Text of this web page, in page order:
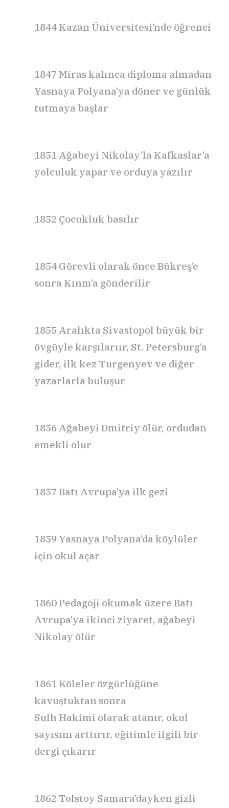
1844 Kazan Üniversitesi’nde öğrenci
1847 Miras kalınca diploma almadan
Yasnaya Polyana’ya döner ve günlük
tutmaya başlar
1851 Ağabeyi Nikolay’la Kafkaslar’a
yolculuk yapar ve orduya yazılır
1852 Çocukluk basılır
1854 Görevli olarak önce Bükreş’e
sonra Kınm’a gönderilir
1855 Aralıkta Sivastopol büyük bir
övgüyle karşılarıır, St. Petersburg’a
gider, ilk kez Turgenyev ve diğer
yazarlarla buluşur
1856 Ağabeyi Dmitriy ölür, ordudan
emekli olur
1857 Batı Avrupa’ya ilk gezi
1859 Yasnaya Polyana’da köylüler
için okul açar
1860 Pedagoji okumak üzere Batı
Avrupa’ya ikinci ziyaret, ağabeyi
Nikolay ölür
1861 Köleler özgürlüğüne
kavuştuktan sonra
Sulh Hakimi olarak atanır, okul
sayısını arttırır, eğitimle ilgili bir
dergi çıkarır
1862 Tolstoy Samara’dayken gizli